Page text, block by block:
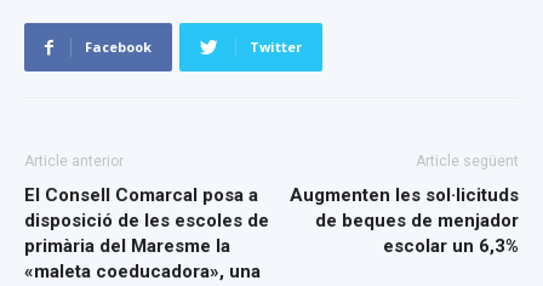
Facebook Twitter
Article anterior
El Consell Comarcal posa a
disposició de les escoles de
primària del Maresme la
«maleta coeducadora», una
Article següent
Augmenten les sol·licituds
de beques de menjador
escolar un 6,3%